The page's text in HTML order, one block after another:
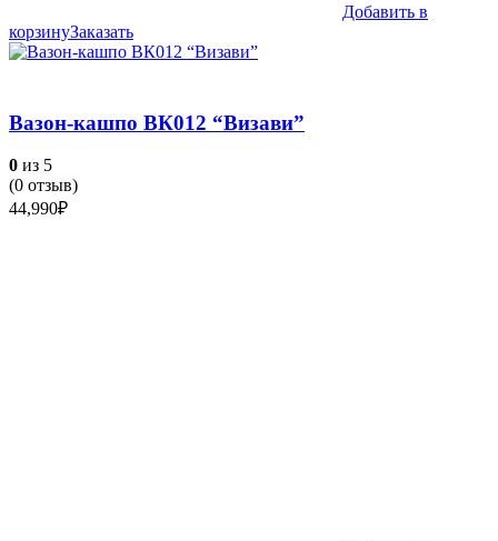
Добавить в
корзинуЗаказать
Вазон-кашпо ВК012 “Визави”
0 из 5
(0 отзыв)
44,990₽